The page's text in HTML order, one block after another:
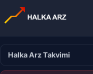
Halka Arz Takvimi